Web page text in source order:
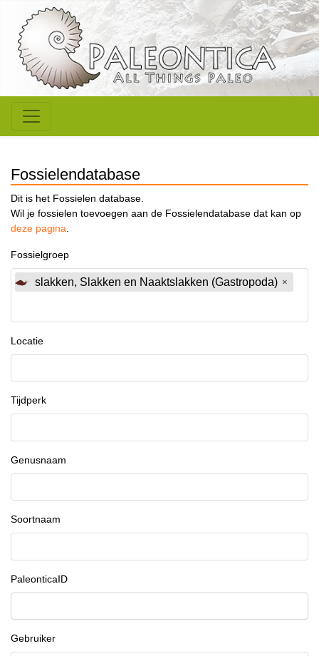
Fossielendatabase
Dit is het Fossielen database.
Wil je fossielen toevoegen aan de Fossielendatabase dat kan op
deze pagina.
Fossielgroep
slakken, Slakken en Naaktslakken (Gastropoda)
Locatie
Tijdperk
Genusnaam
Soortnaam
PaleonticaID
Gebruiker